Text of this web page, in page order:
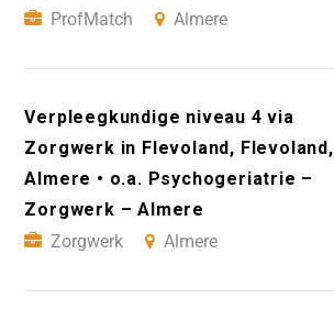
ProfMatch
Almere
Verpleegkundige niveau 4 via
Zorgwerk in Flevoland, Flevoland,
Almere • o.a. Psychogeriatrie –
Zorgwerk – Almere
Zorgwerk
Almere